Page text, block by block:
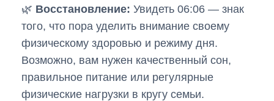
🌿 Восстановление: Увидеть 06:06 — знак
того, что пора уделить внимание своему
физическому здоровью и режиму дня.
Возможно, вам нужен качественный сон,
правильное питание или регулярные
физические нагрузки в кругу семьи.